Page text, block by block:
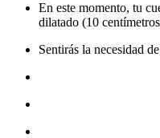
En este momento, tu
dilatado (10
Sentirás la necesidad